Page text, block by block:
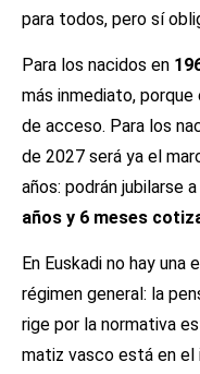
para todos, pero sí
Para los nacidos en
más inmediato,
de acceso. Para los
de 2027 será ya el
años: podrán jubilarse
años y 6 meses
En Euskadi no hay una
régimen general: la
rige por la normativa
matiz vasco está en